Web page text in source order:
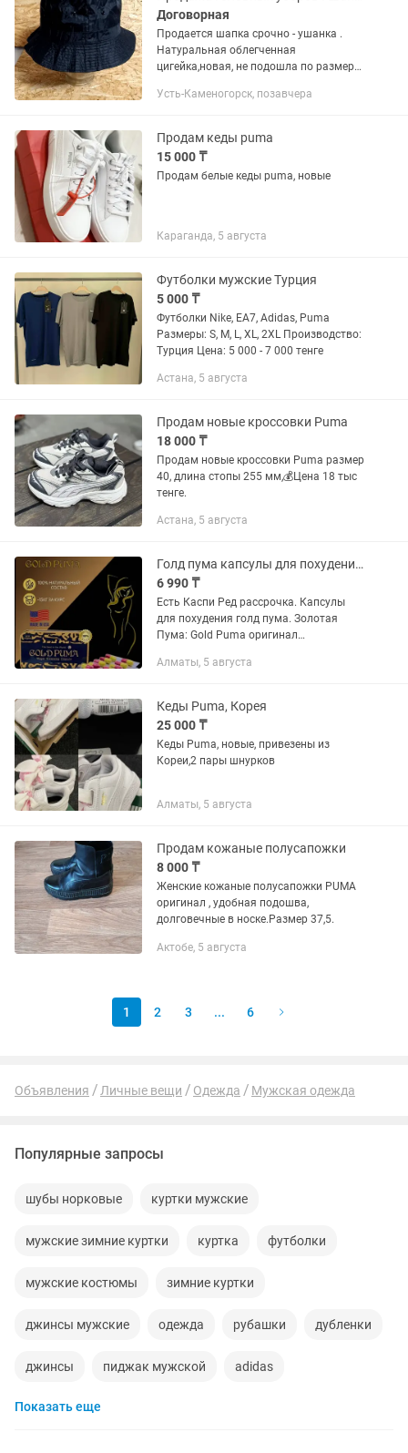
Договорная
Продается шапка срочно - ушанка .
Натуральная облегченная
цигейка,новая, не подошла по размеру.
XL , но желательно примерить . Цена
Усть-Каменогорск, позавчера
Продам кеды puma
15 000 ₸
Продам белые кеды puma, новые
Караганда, 5 августа
Футболки мужские Турция
5 000 ₸
Футболки Nike, EA7, Adidas, Puma
Размеры: S, M, L, XL, 2XL Производство:
Турция Цена: 5 000 - 7 000 тенге
Астана, 5 августа
Продам новые кроссовки Puma
18 000 ₸
Продам новые кроссовки Puma размер
40, длина стопы 255 мм,💰Цена 18 тыс
тенге.
Астана, 5 августа
Голд пума капсулы для похудения Gold Puma.Есть Каспи Ред
6 990 ₸
Есть Каспи Ред рассрочка. Капсулы
для похудения голд пума. Золотая
Пума: Gold Puma оригинал
утоляет голод. Выводит излишнюю
Алматы, 5 августа
Кеды Puma, Корея
25 000 ₸
Кеды Puma, новые, привезены из
Кореи,2 пары шнурков
Алматы, 5 августа
Продам кожаные полусапожки
8 000 ₸
Женские кожаные полусапожки PUMA
оригинал , удобная подошва,
долговечные в носке.Размер 37,5.
Актобе, 5 августа
1 2 3 ... 6
Объявления Личные вещи Одежда Мужская одежда
Популярные запросы
шубы норковые куртки мужские
мужские зимние куртки куртка футболки
мужские костюмы зимние куртки
джинсы мужские одежда рубашки дубленки
джинсы пиджак мужской adidas
мужские шубы
Показать еще